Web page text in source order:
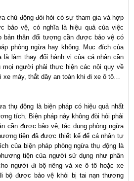
chủ động đòi hỏi có sự tham gia và hợp
bảo vệ, có nghĩa là hiệu quả của việc
bản thân đối tượng cần được bảo vệ có
phòng ngừa hay không. Mục đích của
là làm thay đổi hành vi của cá nhân cần
người phải thực hiện các nội quy về
xe máy, thắt dây an toàn khi đi xe ô tô…
thụ động là biện pháp có hiệu quả nhất
tích. Biện pháp này không đòi hỏi phải
cần được bảo vệ, tác dụng phòng ngừa
tiện đã được thiết kế để cá nhân tự
của biện pháp phòng ngừa thụ động là
tiện của người sử dụng như phân
người đi bộ riêng và xe ô tô hoặc xe
bộ được bảo vệ khỏi bị tai nạn thương